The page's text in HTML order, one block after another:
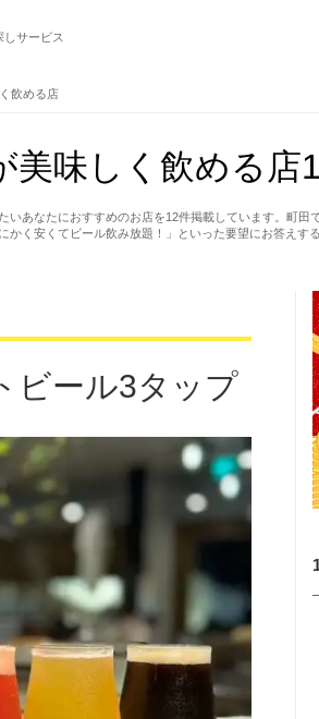
しサービス
飲める店
味しく飲める店
あなたにおすすめのお店を12件掲載しています。町田
く安くてビール飲み放題！」といった要望にお答えす
ビール3タップ